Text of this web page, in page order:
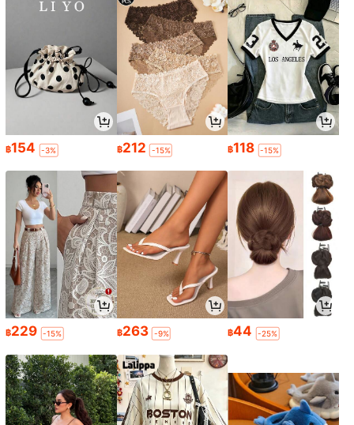
฿154 -3% ฿212 -15% ฿118 -15%
฿229 -15% ฿263 -9% ฿44 -25%